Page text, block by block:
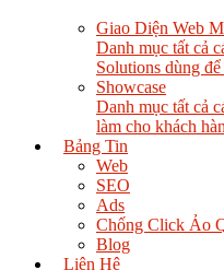
Giao Diện Web
Danh mục tất cả
Solutions dùng
Showcase
Danh mục tất cả
làm cho khách
Bảng Tin
Web
SEO
Ads
Chống Click Ảo
Blog
Liên Hệ